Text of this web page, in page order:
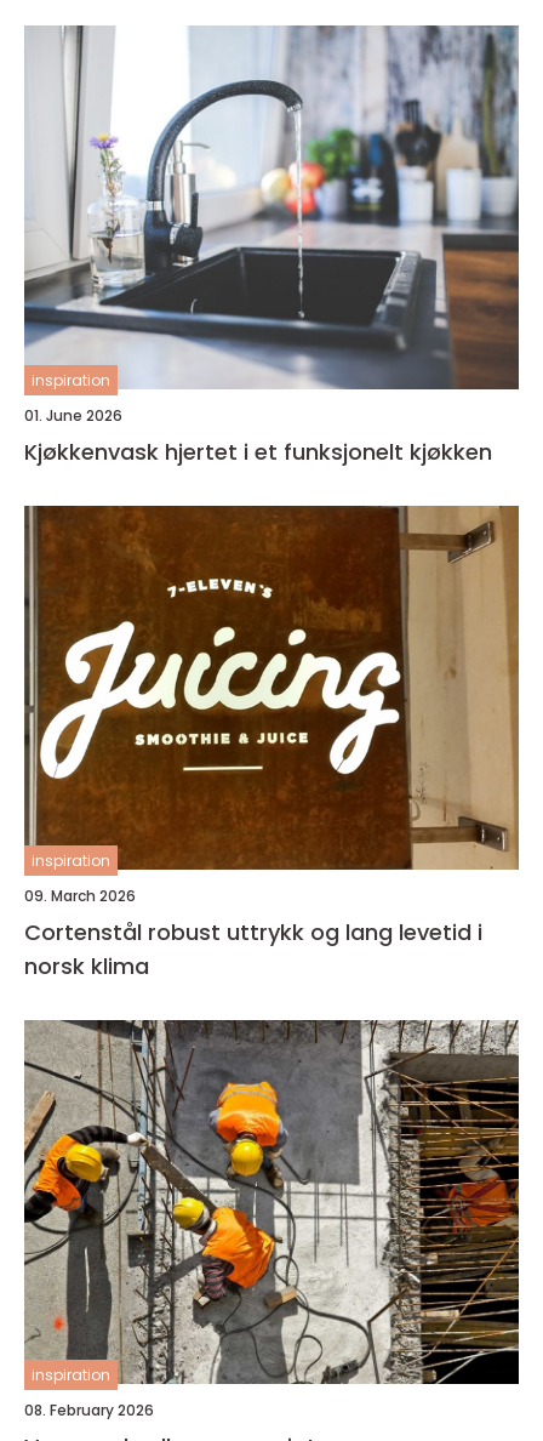
inspiration
01. June 2026
Kjøkkenvask hjertet i et funksjonelt kjøkken
inspiration
09. March 2026
Cortenstål robust uttrykk og lang levetid i
norsk klima
inspiration
08. February 2026